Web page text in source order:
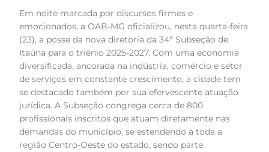
Em noite marcada por discursos firmes e
emocionados, a OAB-MG oficializou, nesta quarta-feira
(23), a posse da nova diretoria da 34ª Subseção de
Itaúna para o triênio 2025-2027. Com uma economia
diversificada, ancorada na indústria, comércio e setor
de serviços em constante crescimento, a cidade tem
se destacado também por sua efervescente atuação
jurídica. A Subseção congrega cerca de 800
profissionais inscritos que atuam diretamente nas
demandas do município, se estendendo à toda a
região Centro-Oeste do estado, sendo parte